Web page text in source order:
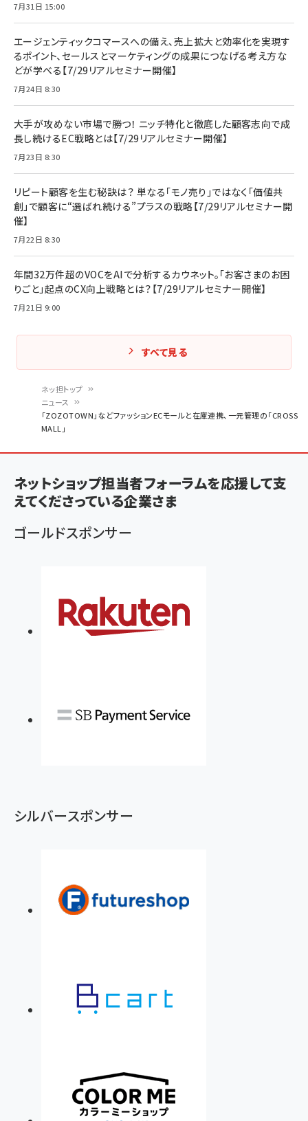
く
ず
ネッ担トップ
ニュース
「ZOZOTOWN」などファッションECモールと在庫連携、一元管理の「CROSS
MALL」
7月31日 15:00
エージェンティックコマースへの備え、売上拡大と効率化を実現す
るポイント、セールスとマーケティングの成果につなげる考え方な
どが学べる【7/29リアルセミナー開催】
7月24日 8:30
大手が攻めない市場で勝つ！ ニッチ特化と徹底した顧客志向で成
長し続けるEC戦略とは【7/29リアルセミナー開催】
7月23日 8:30
リピート顧客を生む秘訣は？ 単なる「モノ売り」ではなく「価値共
創」で顧客に“選ばれ続ける”プラスの戦略【7/29リアルセミナー開
催】
7月22日 8:30
年間32万件超のVOCをAIで分析するカウネット。「お客さまのお困
りごと」起点のCX向上戦略とは？【7/29リアルセミナー開催】
7月21日 9:00
すべて見る
ネットショップ担当者フォーラムを応援して支
えてくださっている企業さま
ゴールドスポンサー
シルバースポンサー